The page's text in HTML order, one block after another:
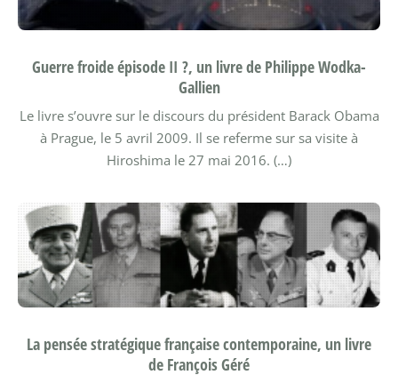
Guerre froide épisode II ?, un livre de Philippe Wodka-
Gallien
Le livre s’ouvre sur le discours du président Barack Obama
à Prague, le 5 avril 2009. Il se referme sur sa visite à
Hiroshima le 27 mai 2016. (…)
La pensée stratégique française contemporaine, un livre
de François Géré